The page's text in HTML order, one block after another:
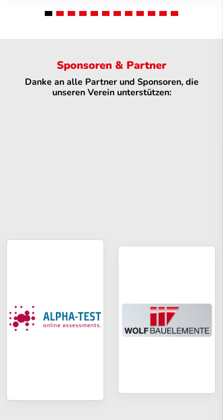
Sponsoren & Partner
Danke an alle Partner und Sponsoren, die
unseren Verein unterstützen: